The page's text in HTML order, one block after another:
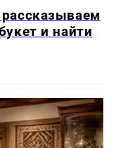
и найти